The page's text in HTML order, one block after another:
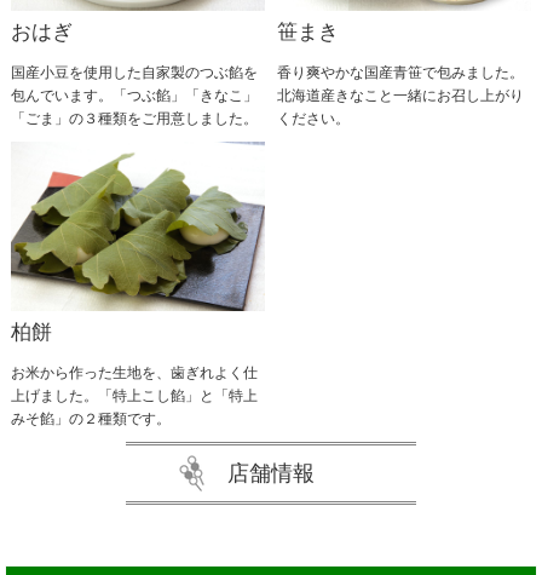
おはぎ
国産小豆を使用した自家製のつぶ餡を
包んでいます。「つぶ餡」「きなこ」
「ごま」の３種類をご用意しました。
笹まき
香り爽やかな国産青笹で包みました。
北海道産きなこと一緒にお召し上がり
ください。
柏餅
お米から作った生地を、歯ぎれよく仕
上げました。「特上こし餡」と「特上
みそ餡」の２種類です。
店舗情報